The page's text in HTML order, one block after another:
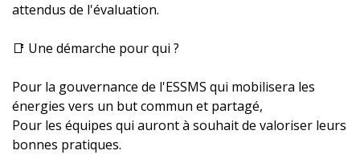
attendus de l'évaluation.
📑 Une démarche pour qui ?
Pour la gouvernance de l'ESSMS qui mobilisera les
énergies vers un but commun et partagé,
Pour les équipes qui auront à souhait de valoriser leurs
bonnes pratiques.